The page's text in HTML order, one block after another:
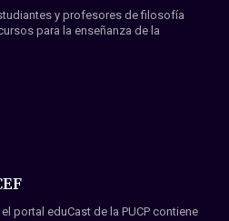
y profesores de filosofía
para la enseñanza de la
portal eduCast de la PUCP contiene